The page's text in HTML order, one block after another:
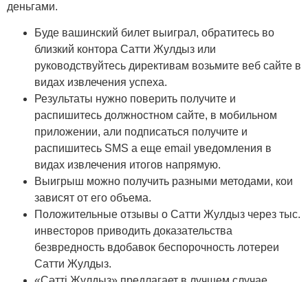
деньгами.
Буде вашинский билет выиграл, обратитесь во
близкий контора Сатти Жулдыз или
руководствуйтесь директивам возьмите веб сайте в
видах извлечения успеха.
Результаты нужно поверить получите и
распишитесь должностном сайте, в мобильном
приложении, али подписаться получите и
распишитесь SMS а еще email уведомления в
видах извлечения итогов напрямую.
Выигрыш можно получить разными методами, кои
зависят от его объема.
Положительные отзывы о Сатти Жулдыз через тыс.
инвесторов приводить доказательства
безвредность вдобавок беспорочность лотереи
Сатти Жулдыз.